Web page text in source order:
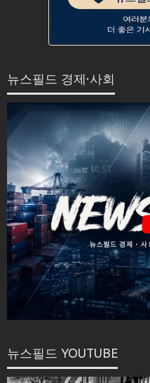
뉴스필드 경제·사회
뉴스필드 YOUTUBE